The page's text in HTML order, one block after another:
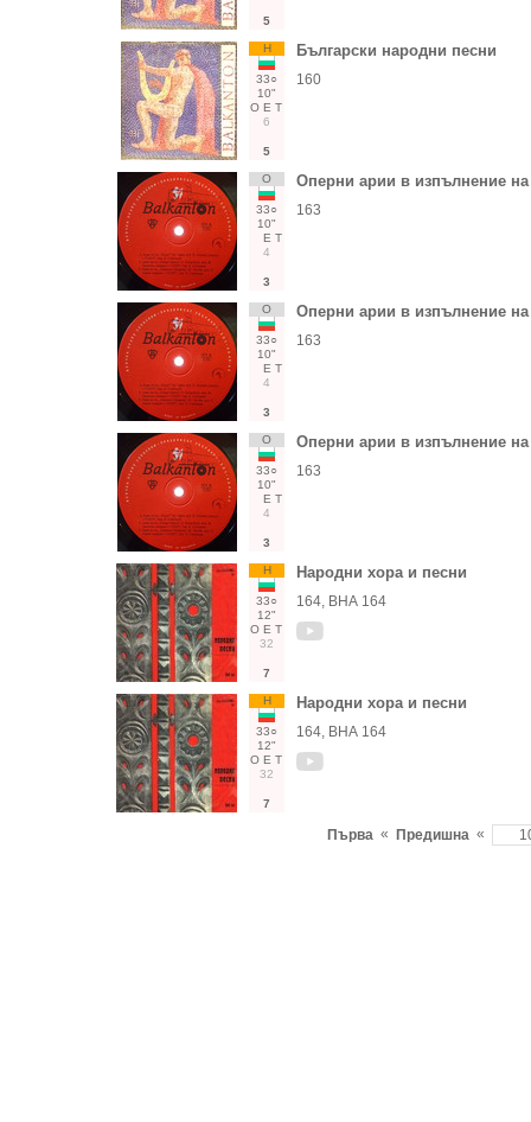
5
Н
33○
10"
О Е Т
6
5
Български народни песни
160
О
33○
10"
Е Т
4
3
Оперни арии в изпълнение
163
О
33○
10"
Е Т
4
3
Оперни арии в изпълнение
163
О
33○
10"
Е Т
4
3
Оперни арии в изпълнение
163
Н
33○
12"
О Е Т
32
7
Народни хора и песни
164, ВНА 164
Н
33○
12"
О Е Т
32
7
Народни хора и песни
164, ВНА 164
Първа « Предишна «